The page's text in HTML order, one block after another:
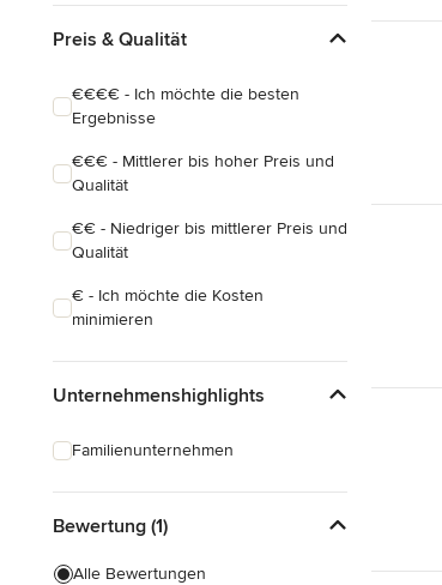
Preis & Qualität
€€€€ - Ich möchte die besten
Ergebnisse
€€€ - Mittlerer bis hoher Preis und
Qualität
€€ - Niedriger bis mittlerer Preis und
Qualität
€ - Ich möchte die Kosten
minimieren
Unternehmenshighlights
Familienunternehmen
Bewertung (1)
Alle Bewertungen